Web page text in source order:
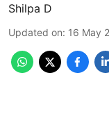
Shilpa D
Updated on: 16 May